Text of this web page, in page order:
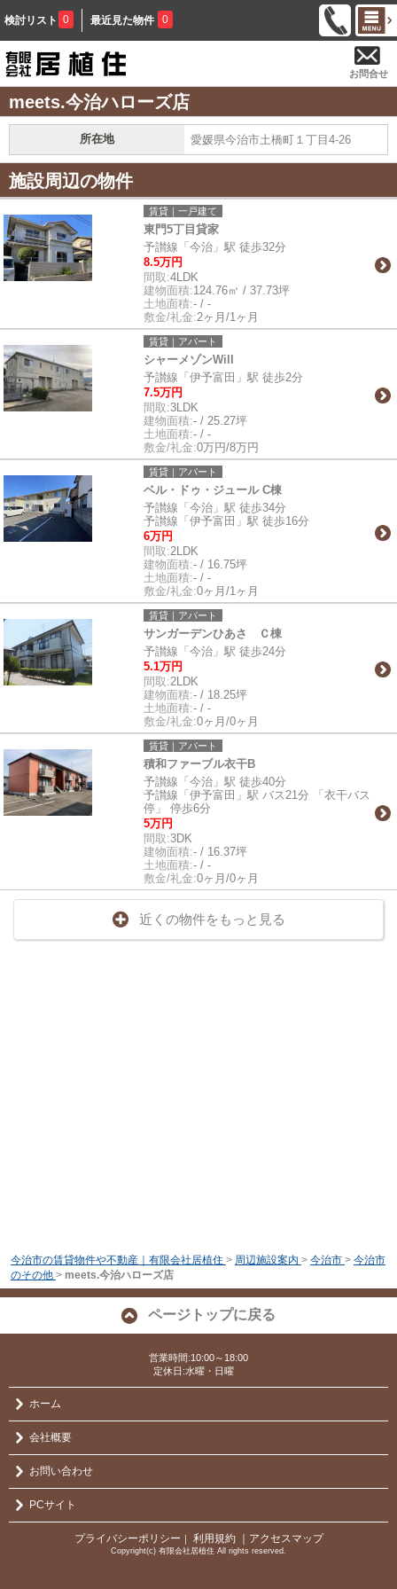
検討リスト 0 最近見た物件 0
お問合せ
meets.今治ハローズ店
所在地 愛媛県今治市土橋町１丁目4-26
施設周辺の物件
賃貸｜一戸建て
東門5丁目貸家
予讃線「今治」駅 徒歩32分
8.5万円
間取:4LDK
建物面積:124.76㎡ / 37.73坪
土地面積:- / -
敷金/礼金:2ヶ月/1ヶ月
賃貸｜アパート
シャーメゾンWill
予讃線「伊予富田」駅 徒歩2分
7.5万円
間取:3LDK
建物面積:- / 25.27坪
土地面積:- / -
敷金/礼金:0万円/8万円
賃貸｜アパート
ベル・ドゥ・ジュール C棟
予讃線「今治」駅 徒歩34分
予讃線「伊予富田」駅 徒歩16分
6万円
間取:2LDK
建物面積:- / 16.75坪
土地面積:- / -
敷金/礼金:0ヶ月/1ヶ月
賃貸｜アパート
サンガーデンひあさ Ｃ棟
予讃線「今治」駅 徒歩24分
5.1万円
間取:2LDK
建物面積:- / 18.25坪
土地面積:- / -
敷金/礼金:0ヶ月/0ヶ月
賃貸｜アパート
積和ファーブル衣干B
予讃線「今治」駅 徒歩40分
予讃線「伊予富田」駅 バス21分 「衣干バス
停」 停歩6分
5万円
間取:3DK
建物面積:- / 16.37坪
土地面積:- / -
敷金/礼金:0ヶ月/0ヶ月
近くの物件をもっと見る
今治市の賃貸物件や不動産｜有限会社居植住 > 周辺施設案内 > 今治市 > 今治市
のその他 > meets.今治ハローズ店
ページトップに戻る
営業時間:10:00～18:00
定休日:水曜・日曜
ホーム
会社概要
お問い合わせ
PCサイト
プライバシーポリシー ｜ 利用規約 ｜アクセスマップ
Copyright(c) 有限会社居植住 All rights reserved.